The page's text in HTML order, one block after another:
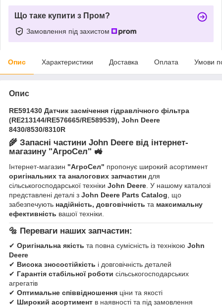
Що таке купити з Пром?
Замовлення під захистом
Опис Характеристики Доставка Оплата Умови
Опис
RE591430 Датчик засмічення гідравлічного фільтра
(RE213144/RE576665/RE589539), John Deere
8430/8530/8310R
🌾 Запасні частини John Deere від інтернет-
магазину "АгроСел" 🚜
Інтернет-магазин "АгроСел" пропонує широкий асортимент
оригінальних та аналогових запчастин для
сільськогосподарської техніки John Deere . У нашому каталозі
представлені деталі з John Deere Parts Catalog , що
забезпечують надійність, довговічність та максимальну
ефективність вашої техніки.
🔩 Переваги наших запчастин:
✔ Оригінальна якість та повна сумісність із технікою John
Deere
✔ Висока зносостійкість і довговічність деталей
✔ Гарантія стабільної роботи сільськогосподарських
агрегатів
✔ Оптимальне співвідношення ціни та якості
✔ Широкий асортимент в наявності та під замовлення